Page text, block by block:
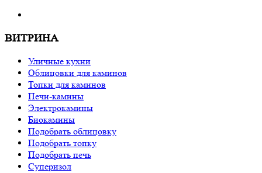
ВИТРИНА
Уличные кухни
Облицовки для каминов
Топки для каминов
Печи-камины
Электрокамины
Биокамины
Подобрать облицовку
Подобрать топку
Подобрать печь
Суперизол